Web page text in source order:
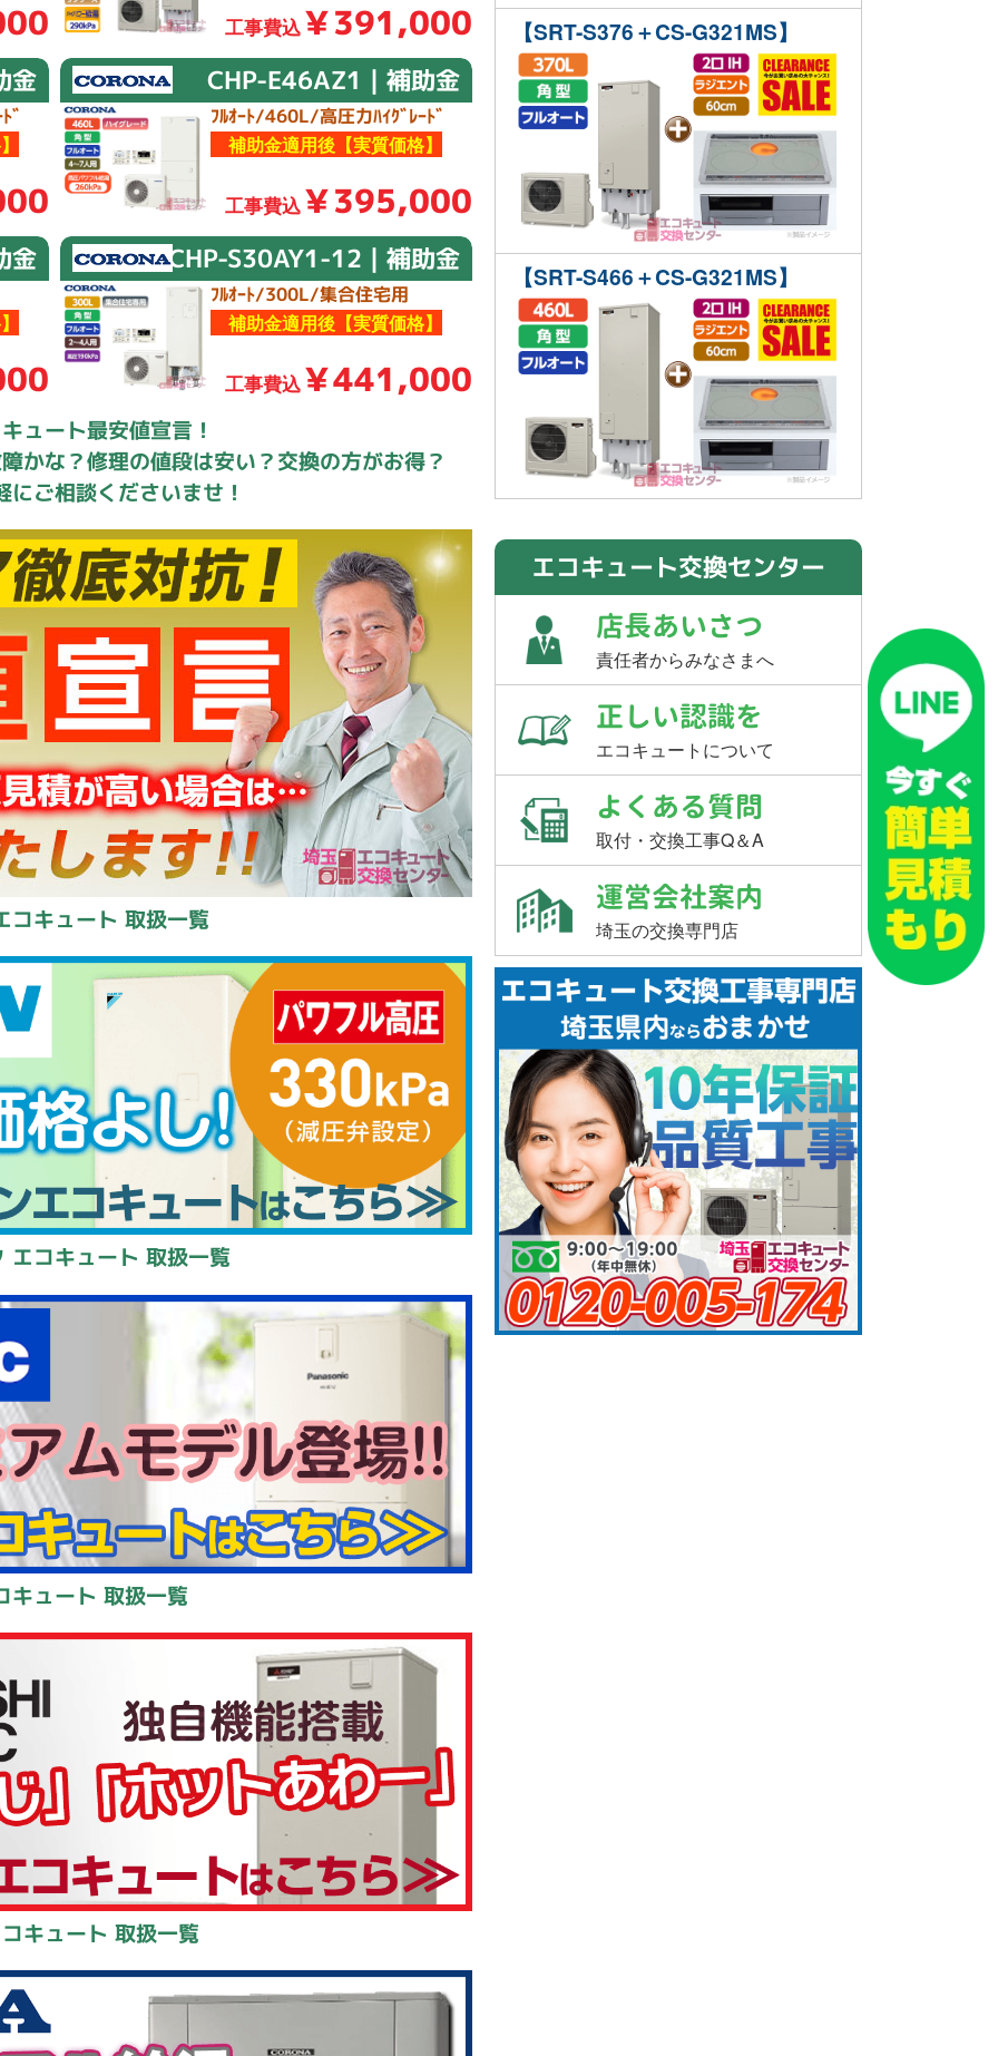
工事費込￥391,000
金
ﾞ
CHP-E46AZ1｜補助金
ﾌﾙｵｰﾄ/460L/高圧力ﾊｲｸﾞﾚｰﾄﾞ
補助金適用後【実質価格】
工事費込￥395,000
金 CHP-S30AY1-12｜補助金
ﾌﾙｵｰﾄ/300L/集合住宅用
補助金適用後【実質価格】
工事費込￥441,000
ュート最安値宣言！
かな？修理の値段は安い？交換の方がお得？
にご相談くださいませ！
コキュート 取扱一覧
エコキュート 取扱一覧
キュート 取扱一覧
キュート 取扱一覧
【SRT-S376＋CS-G321MS】
【SRT-S466＋CS-G321MS】
エコキュート交換センター
店長あいさつ
責任者からみなさまへ
正しい認識を
エコキュートについて
よくある質問
取付・交換工事Q＆A
運営会社案内
埼玉の交換専門店